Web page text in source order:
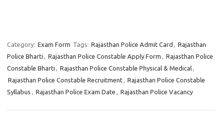
Category: Exam Form Tags: Rajasthan Police Admit Card , Rajasthan
Police Bharti , Rajasthan Police Constable Apply Form , Rajasthan Police
Constable Bharti , Rajasthan Police Constable Physical & Medical,
Rajasthan Police Constable Recruitment, Rajasthan Police Constable
Syllabus , Rajasthan Police Exam Date , Rajasthan Police Vacancy